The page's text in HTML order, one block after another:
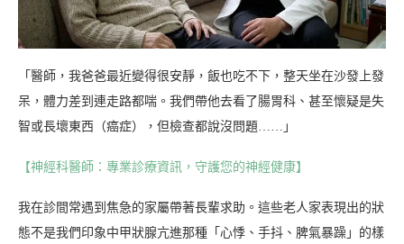
「醫師，我爸爸最近變得很安靜，飯也吃不下，整天坐在沙發上發
呆，體力差到連走路都喘。我們帶他去看了腸胃科、甚至懷疑是失
智或長壞東西（癌症），但檢查都說沒問題……」
【神經科醫師：專業診療資訊，守護您的神經健康】
我在診間常遇到焦急的家屬帶著長輩求助。這些老人家表現出的狀
態不是我們印象中甲狀腺亢進那種「心悸、手抖、脾氣暴躁」的樣